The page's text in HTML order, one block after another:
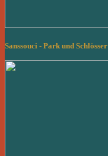
Sanssouci - Park und Schlösser